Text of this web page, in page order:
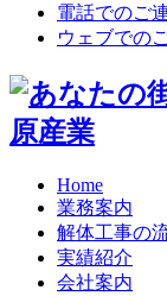
電話でのご
ウェブでの
Home
業務案内
解体工事の
実績紹介
会社案内